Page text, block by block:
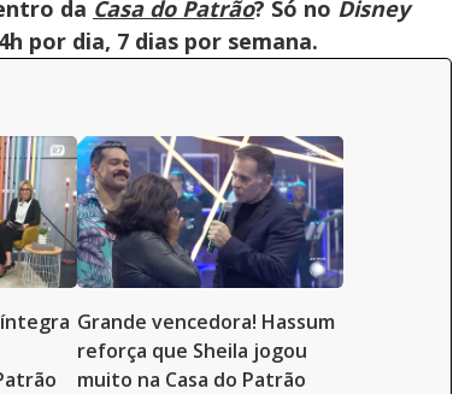
da Casa do Patrão? Só no Disney
por dia, 7 dias por semana.
íntegra Grande vencedora! Hassum
reforça que Sheila jogou
muito na Casa do Patrão